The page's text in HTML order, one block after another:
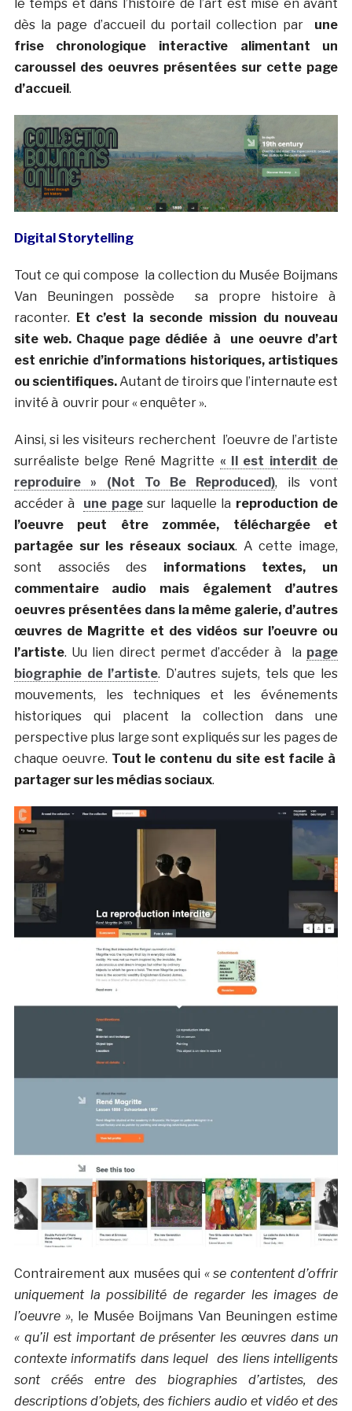
le temps et dans l’histoire de l’art est mise en avant
dès la page d’accueil du portail collection par une
frise chronologique interactive alimentant un
caroussel des oeuvres présentées sur cette page
d’accueil .
Digital Storytelling
Tout ce qui compose la collection du Musée Boijmans
Van Beuningen possède sa propre histoire à
raconter. Et c’est la seconde mission du nouveau
site web. Chaque page dédiée à une oeuvre d’art
est enrichie d’informations historiques, artistiques
ou scientifiques.Autant de tiroirs que l’internaute est
invité à ouvrir pour « enquêter ».
Ainsi, si les visiteurs recherchent l’oeuvre de l’artiste
surréaliste belge René Magritte « Il est interdit de
reproduire » (Not To Be Reproduced), ils vont
accéder à une pagesur laquelle la reproduction de
l’oeuvre peut être zommée, téléchargée et
partagée sur les réseaux sociaux. A cette image,
sont associés des informations textes, un
commentaire audio mais également d’autres
oeuvres présentées dans la même galerie, d’autres
œuvres de Magritte et des vidéos sur l’oeuvre ou
l’artiste. Uu lien direct permet d’accéder à la page
biographie de l’artiste. D’autres sujets, tels que les
mouvements, les techniques et les événements
historiques qui placent la collection dans une
perspective plus large sont expliqués sur les pages de
chaque oeuvre. Tout le contenu du site est facile à
partager sur les médias sociaux.
Contrairement aux musées qui « se contentent d’offrir
uniquement la possibilité de regarder les images de
l’oeuvre », le Musée Boijmans Van Beuningen estime
« qu’il est important de présenter les œuvres dans un
contexte informatifs dans lequel des liens intelligents
sont créés entre des biographies d’artistes, des
descriptions d’objets, des fichiers audio et vidéo et des